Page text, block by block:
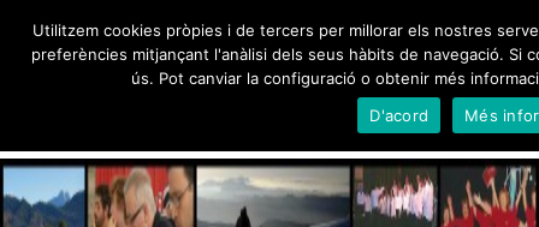
primary
Creu de Sant Jordi 1995, Medalla d'Honor de Barcelona 2012
Utilitzem cookies pròpies i de tercers per millorar els nostres
preferències mitjançant l'anàlisi dels seus hàbits de navegació. Si
ús. Pot canviar la configuració o obtenir més
D'acord
Més